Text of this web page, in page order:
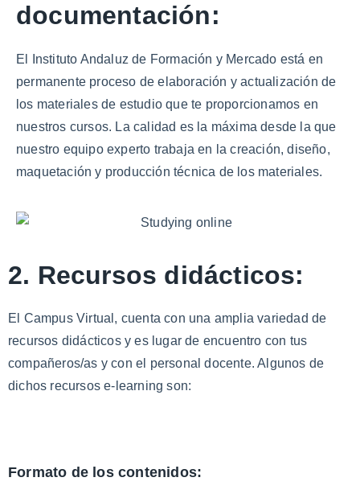
documentación:
El Instituto Andaluz de Formación y Mercado está en
permanente proceso de elaboración y actualización de
los materiales de estudio que te proporcionamos en
nuestros cursos. La calidad es la máxima desde la que
nuestro equipo experto trabaja en la creación, diseño,
maquetación y producción técnica de los materiales.
2. Recursos didácticos:
El Campus Virtual, cuenta con una amplia variedad de
recursos didácticos y es lugar de encuentro con tus
compañeros/as y con el personal docente. Algunos de
dichos recursos e-learning son:
Formato de los contenidos: